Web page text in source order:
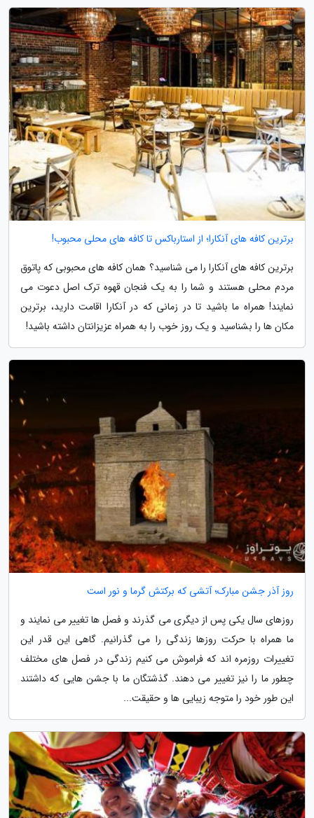
برترین کافه های آنکارا؛ از استارباکس تا کافه های محلی محبوب!
برترین کافه های آنکارا را می شناسید؟ همان کافه های محبوبی که پاتوق
مردم محلی هستند و شما را به یک فنجان قهوه ترک اصل دعوت می
نمایند! همراه ما باشید تا در زمانی که در آنکارا اقامت دارید، برترین
مکان ها را بشناسید و یک روز خوب را به همراه عزیزانتان داشته باشید!
روز آذر جشن مبارک؛ آتشی که برکتش گرما و نور است
روزهای سال یکی پس از دیگری می گذرند و فصل ها تغییر می نمایند و
ما همراه با حرکت روزها زندگی را می گذرانیم. گاهی این قدر این
تغییرات روزمره اند که فراموش می کنیم زندگی در فصل های مختلف
چطور ما را نیز تغییر می دهند. گذشتگان ما با جشن هایی که داشتند
این طور خود را متوجه زیبایی ها و حقیقت...